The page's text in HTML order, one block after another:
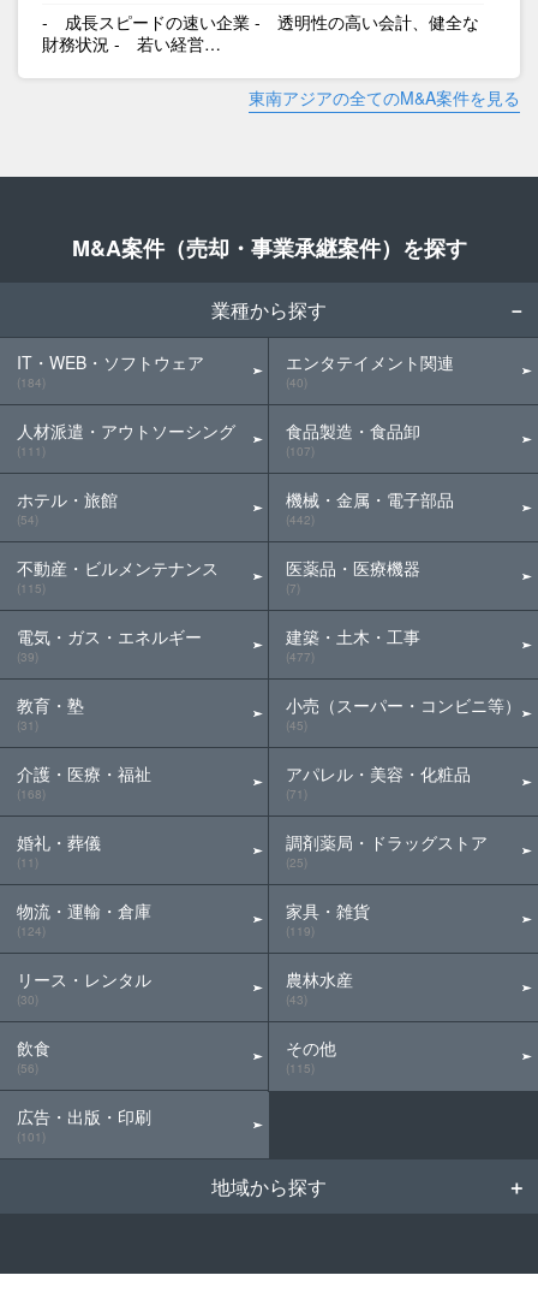
- 成長スピードの速い企業 - 透明性の高い会計、健全な
財務状況 - 若い経営…
東南アジアの全てのM&A案件を見る
M&A案件（売却・事業承継案件）を探す
業種から探す
IT・WEB・ソフトウェア
(184)
人材派遣・アウトソーシング
(111)
ホテル・旅館
(54)
不動産・ビルメンテナンス
(115)
電気・ガス・エネルギー
(39)
教育・塾
(31)
介護・医療・福祉
(168)
婚礼・葬儀
(11)
物流・運輸・倉庫
(124)
リース・レンタル
(30)
飲食
(56)
広告・出版・印刷
(101)
エンタテイメント関連
(40)
食品製造・食品卸
(107)
機械・金属・電子部品
(442)
医薬品・医療機器
(7)
建築・土木・工事
(477)
小売（スーパー・コンビニ等）
(45)
アパレル・美容・化粧品
(71)
調剤薬局・ドラッグストア
(25)
家具・雑貨
(119)
農林水産
(43)
その他
(115)
地域から探す